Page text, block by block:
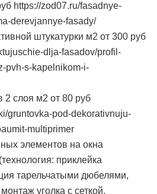
https://zod07.ru/fasadnye-
derevjannye-fasady/
штукатурки м2 от 300 руб
dlja-fasadov/profil-
pvh-s-kapelnikom-i-
2 слоя м2 от 80 руб
gruntovka-pod-dekorativnuju-
multiprimer
элементов на окна
приклейка
тарельчатыми дюбелями,
уголка с сеткой,